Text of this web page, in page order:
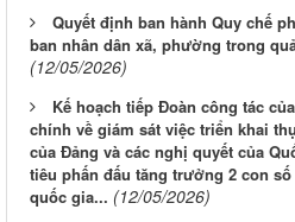
Quyết định ban hành Quy chế
ban nhân dân xã, phường trong
(12/05/2026)
Kế hoạch tiếp Đoàn công tác
chính về giám sát việc triển khai
của Đảng và các nghị quyết của
tiêu phấn đấu tăng trưởng 2 con
quốc gia... (12/05/2026)